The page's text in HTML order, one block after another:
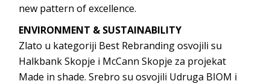
new pattern of excellence.
ENVIRONMENT & SUSTAINABILITY
Zlato u kategoriji Best Rebranding osvojili su
Halkbank Skopje i McCann Skopje za projekat
Made in shade. Srebro su osvojili Udruga BIOM i